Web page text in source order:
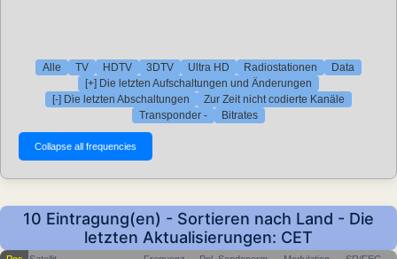
Alle TV HDTV 3DTV Ultra HD Radiostationen
Data
[+] Die letzten Aufschaltungen und Änderungen
[-] Die letzten Abschaltungen
Zur Zeit nicht codierte Kanäle
Transponder -
Bitrates
10 Eintragung(en) - Sortieren nach Land - Die
letzten Aktualisierungen: CET